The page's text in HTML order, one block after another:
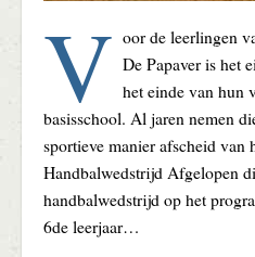
V oor de leerlingen
De Papaver is het
het einde van hun
basisschool. Al jaren nemen
sportieve manier afscheid van
Handbalwedstrijd Afgelopen
handbalwedstrijd op het
6de leerjaar…